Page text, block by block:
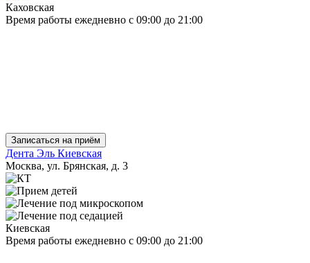
Каховская
Время работы ежедневно с 09:00 до 21:00
Записаться на приём
Дента Эль Киевская
Москва, ул. Брянская, д. 3
Киевская
Время работы ежедневно с 09:00 до 21:00